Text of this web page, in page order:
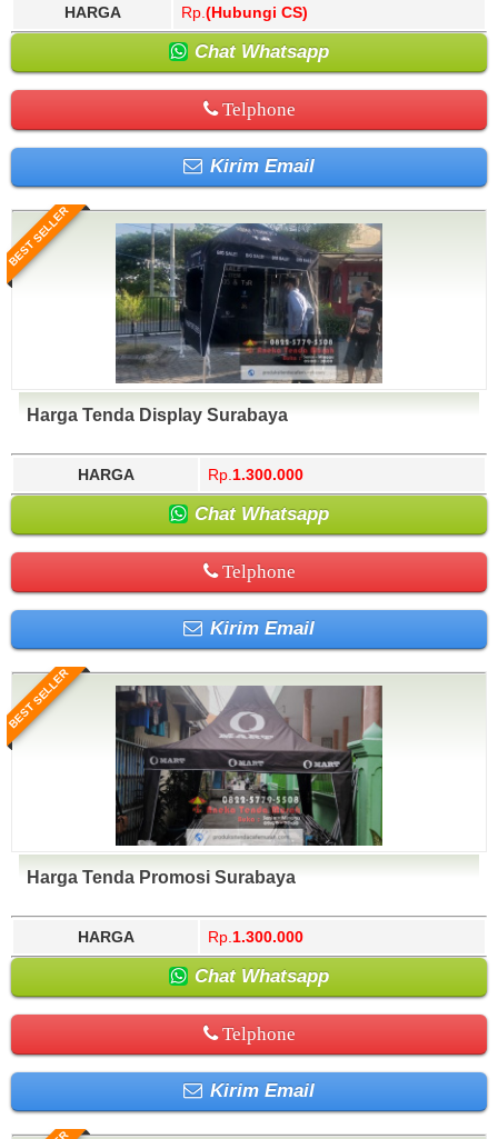
HARGA Rp. (Hubungi CS)
Chat Whatsapp
Telphone
Kirim Email
BEST SELLER
Harga Tenda Display Surabaya
HARGA Rp. 1.300.000
Chat Whatsapp
Telphone
Kirim Email
BEST SELLER
Harga Tenda Promosi Surabaya
HARGA Rp. 1.300.000
Chat Whatsapp
Telphone
Kirim Email